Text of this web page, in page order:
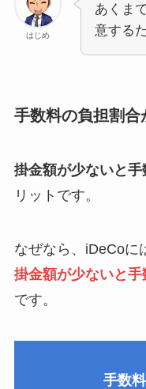
はじめ
あくま
意する
手数料の負担割合
掛金額が少ないと
リットです。
なぜなら、iDeCoに
掛金額が少ないと
です。
手数料